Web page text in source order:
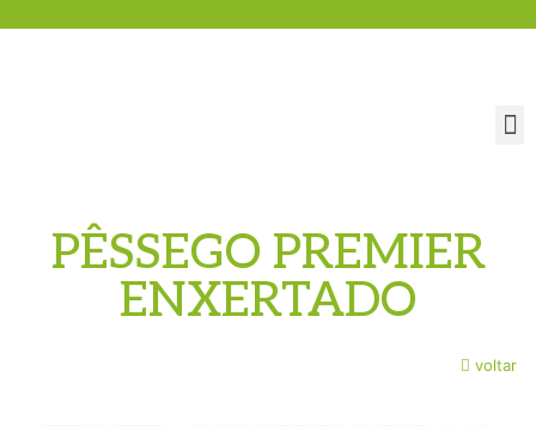
PÊSSEGO PREMIER
ENXERTADO
voltar